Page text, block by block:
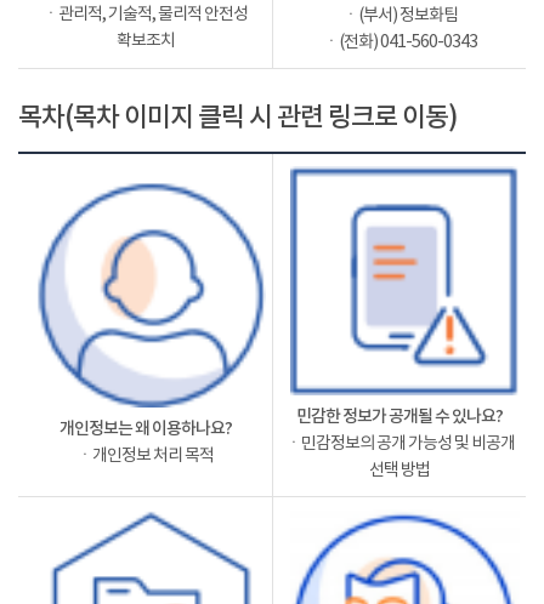
ㆍ관리적, 기술적, 물리적 안전성
확보조치
ㆍ(부서) 정보화팀
ㆍ(전화) 041-560-0343
목차(목차 이미지 클릭 시 관련 링크로 이동)
개인정보는 왜 이용하나요?
ㆍ개인정보 처리 목적
민감한 정보가 공개될 수 있나요?
ㆍ민감정보의 공개 가능성 및 비공개
선택 방법